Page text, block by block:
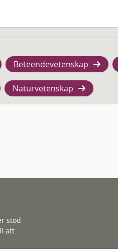
Beteendevetenskap
Naturvetenskap
stöd
att